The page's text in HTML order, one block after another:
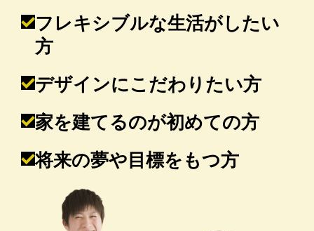
フレキシブルな生活がしたい
方
デザインにこだわりたい方
家を建てるのが初めての方
将来の夢や目標をもつ方